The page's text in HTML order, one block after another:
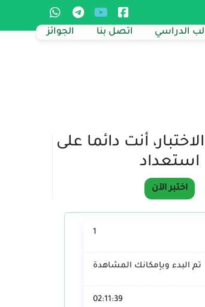
الدراسي اتصل بنا الجوائز
أنت دائما على
استعداد
اختبر الآن
1
تم البدء وبإمكانك المشاهدة
02:11:39